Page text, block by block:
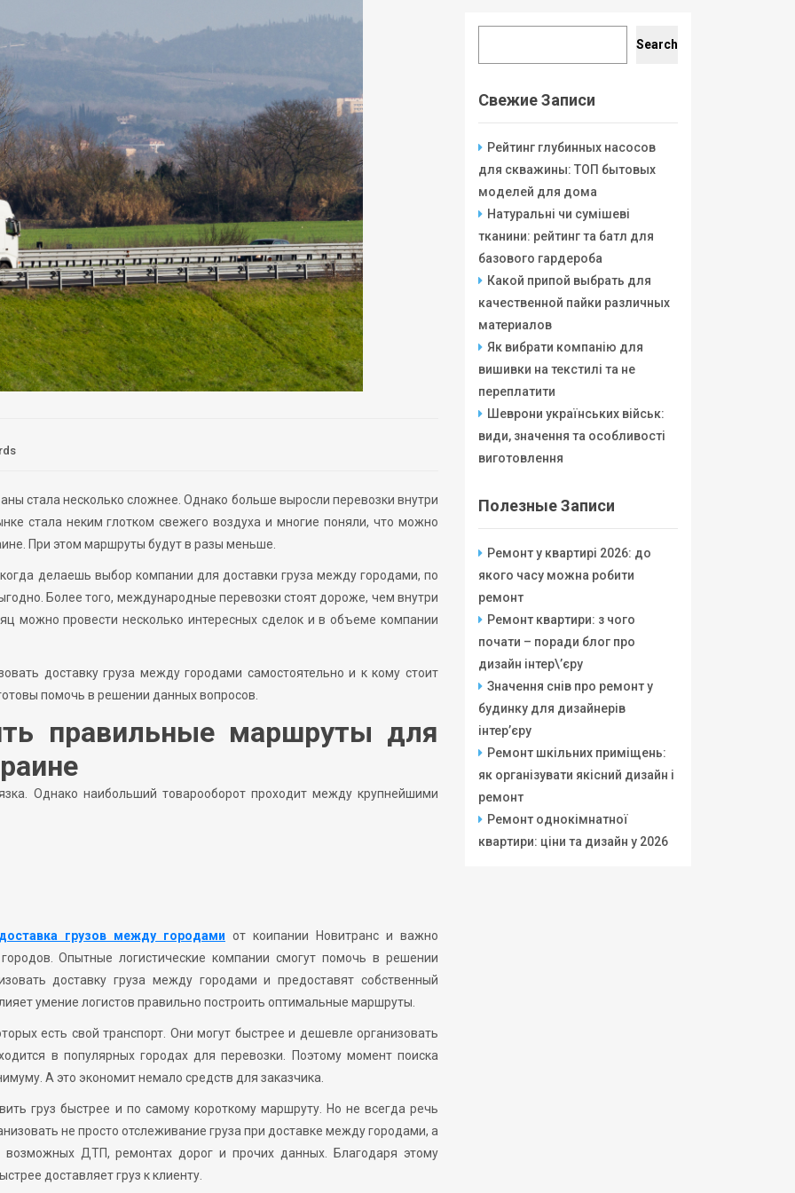
стала несколько сложнее. Однако больше выросли перевозки внутри
стала неким глотком свежего воздуха и многие поняли, что можно
При этом маршруты будут в разы меньше.
делаешь выбор компании для доставки груза между городами, по
Более того, международные перевозки стоят дороже, чем внутри
можно провести несколько интересных сделок и в объеме компании
доставку груза между городами самостоятельно и к кому стоит
помочь в решении данных вопросов.
правильные маршруты для
Однако наибольший товарооборот проходит между крупнейшими
грузов между городами от коипании Новитранс и важно
Опытные логистические компании смогут помочь в решении
доставку груза между городами и предоставят собственный
умение логистов правильно построить оптимальные маршруты.
есть свой транспорт. Они могут быстрее и дешевле организовать
в популярных городах для перевозки. Поэтому момент поиска
А это экономит немало средств для заказчика.
груз быстрее и по самому короткому маршруту. Но не всегда речь
не просто отслеживание груза при доставке между городами, а
ДТП, ремонтах дорог и прочих данных. Благодаря этому
доставляет груз к клиенту.
Search
Свежие Записи
Рейтинг глубинных насосов
для скважины: ТОП бытовых
моделей для дома
Натуральні чи сумішеві
тканини: рейтинг та батл для
базового гардероба
Какой припой выбрать для
качественной пайки различных
материалов
Як вибрати компанію для
вишивки на текстилі та не
переплатити
Шеврони українських військ:
види, значення та особливості
виготовлення
Полезные Записи
Ремонт у квартирі 2026: до
якого часу можна робити
ремонт
Ремонт квартири: з чого
почати – поради блог про
дизайн інтер\’єру
Значення снів про ремонт у
будинку для дизайнерів
інтер’єру
Ремонт шкільних приміщень:
як організувати якісний дизайн і
ремонт
Ремонт однокімнатної
квартири: ціни та дизайн у 2026